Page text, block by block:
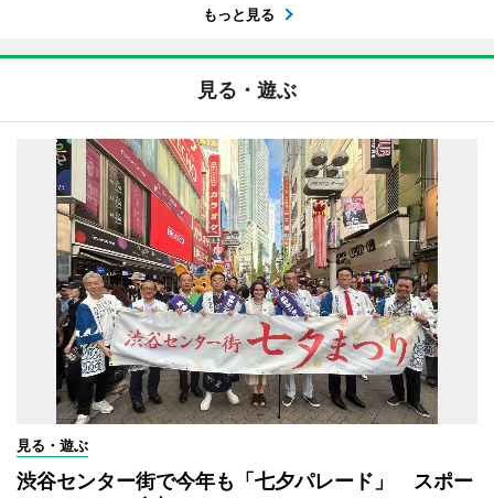
もっと見る
見る・遊ぶ
見る・遊ぶ
渋谷センター街で今年も「七夕パレード」 スポー